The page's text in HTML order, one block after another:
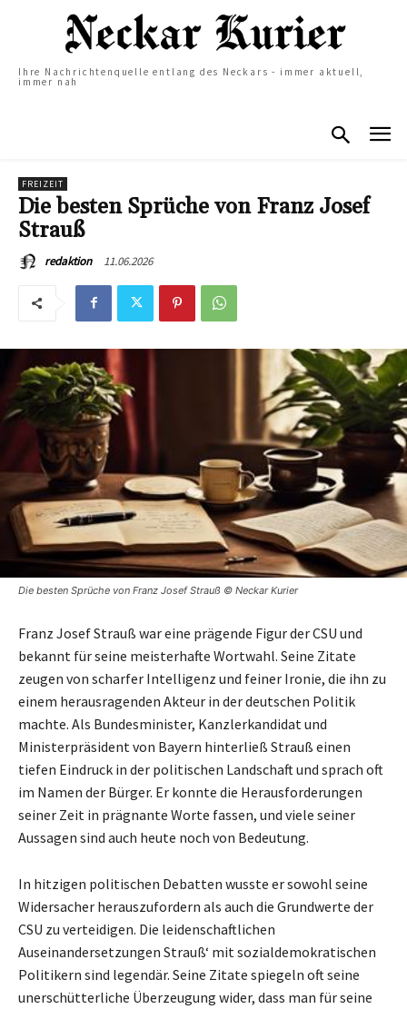
Ihre Nachrichtenquelle entlang des Neckars - immer aktuell,
immer nah
FREIZEIT
Die besten Sprüche von Franz Josef
Strauß
redaktion 11.06.2026
Die besten Sprüche von Franz Josef Strauß © Neckar Kurier
Franz Josef Strauß war eine prägende Figur der CSU und
bekannt für seine meisterhafte Wortwahl. Seine Zitate
zeugen von scharfer Intelligenz und feiner Ironie, die ihn zu
einem herausragenden Akteur in der deutschen Politik
machte. Als Bundesminister, Kanzlerkandidat und
Ministerpräsident von Bayern hinterließ Strauß einen
tiefen Eindruck in der politischen Landschaft und sprach oft
im Namen der Bürger. Er konnte die Herausforderungen
seiner Zeit in prägnante Worte fassen, und viele seiner
Aussagen sind auch heute noch von Bedeutung.
In hitzigen politischen Debatten wusste er sowohl seine
Widersacher herauszufordern als auch die Grundwerte der
CSU zu verteidigen. Die leidenschaftlichen
Auseinandersetzungen Strauß‘ mit sozialdemokratischen
Politikern sind legendär. Seine Zitate spiegeln oft seine
unerschütterliche Überzeugung wider, dass man für seine